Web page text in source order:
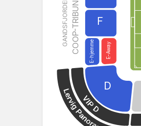
D
F
E-Away
E-hjemme
COOP-TRIBUNEN
GANDSFJORDEN